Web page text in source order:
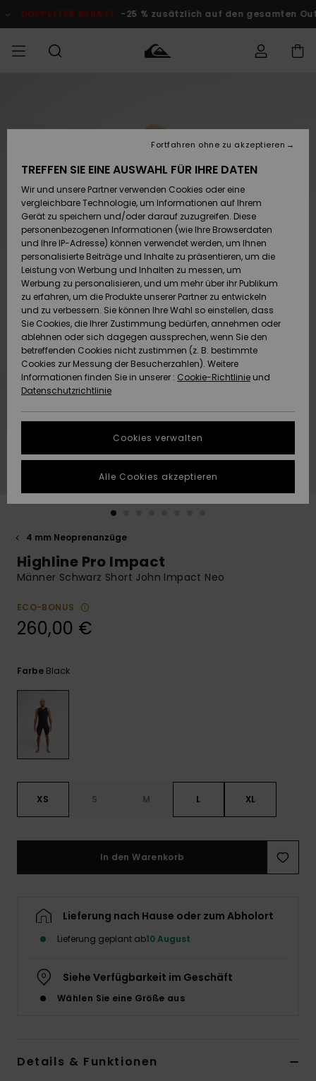
Produktinformation
DOPPELTER RABATT -25 % zusätzlich auf den gesamten
Accessoires
Schuhe&
Flip-Flops
Surf
Snow
Brandneu
Highlights
Accessoires
Schuhe&
Flip-Flops
Surf
Snow
Brandneu
Highlights
FRAUEN
Brandneu
Highlights
Snow
SURF
Kinder
Highlights
Community
SNOW
Snow Shop
Kinder
Snow Shop
Damen
Highlights
Community
DOPPELTER
RABATT
KINDER
Outlet
Frauen
HILFE & KONTAKT
Retouren
Bezahlung
Geschenkkarte
Quiksilver
Freedom
Datenschutz
Starten Sie eine
um die
schnellste
Antwort auf Ihre
Unterhaltung
Finden Sie
Antworten auf
NACHHALTIGKEIT
SHOPS
QUIKSILVER APP
WUNSCHLISTE
4 mm Neoprenanzüge
Highline Pro Impact
Männer Schwarz Short John Impact Neo
ECO-BONUS
260,00 €
Farbe Black
XS S M L XL
In den Warenkorb
Lieferung nach Hause oder zum Abholort
Lieferung geplant ab10 August
Siehe Verfügbarkeit im Geschäft
Wählen Sie eine Größe aus
Details & Funktionen
TREFFEN SIE EINE AUSWAHL FÜR IHRE DATEN
Wir und unsere Partner verwenden Cookies oder eine
vergleichbare Technologie, um Informationen auf Ihrem
Gerät zu speichern und/oder darauf zuzugreifen. Diese
personenbezogenen Informationen (wie Ihre Browserdaten
und Ihre IP-Adresse) können verwendet werden, um Ihnen
personalisierte Beiträge und Inhalte zu präsentieren, um die
Leistung von Werbung und Inhalten zu messen, um
Werbung zu personalisieren, und um mehr über ihr Publikum
zu erfahren, um die Produkte unserer Partner zu entwickeln
und zu verbessern. Sie können Ihre Wahl so einstellen, dass
Sie Cookies, die Ihrer Zustimmung bedürfen, annehmen oder
ablehnen oder sich dagegen aussprechen, wenn Sie den
betreffenden Cookies nicht zustimmen (z. B. bestimmte
Cookies zur Messung der Besucherzahlen). Weitere
Informationen finden Sie in unserer : Cookie-Richtlinie und
Datenschutzrichtlinie
Cookies verwalten
Fortfahren ohne zu akzeptieren
Alle Cookies akzeptieren